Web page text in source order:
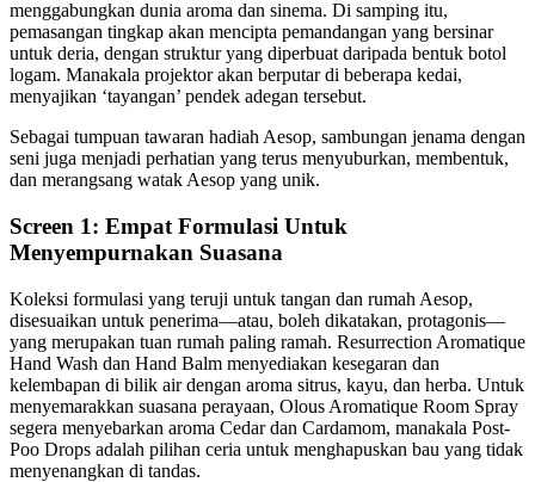
menggabungkan dunia aroma dan sinema. Di samping itu,
pemasangan tingkap akan mencipta pemandangan yang bersinar
untuk deria, dengan struktur yang diperbuat daripada bentuk botol
logam. Manakala projektor akan berputar di beberapa kedai,
menyajikan ‘tayangan’ pendek adegan tersebut.
Sebagai tumpuan tawaran hadiah Aesop, sambungan jenama dengan
seni juga menjadi perhatian yang terus menyuburkan, membentuk,
dan merangsang watak Aesop yang unik.
Screen 1: Empat Formulasi Untuk
Menyempurnakan Suasana
Koleksi formulasi yang teruji untuk tangan dan rumah Aesop,
disesuaikan untuk penerima—atau, boleh dikatakan, protagonis—
yang merupakan tuan rumah paling ramah. Resurrection Aromatique
Hand Wash dan Hand Balm menyediakan kesegaran dan
kelembapan di bilik air dengan aroma sitrus, kayu, dan herba. Untuk
menyemarakkan suasana perayaan, Olous Aromatique Room Spray
segera menyebarkan aroma Cedar dan Cardamom, manakala Post-
Poo Drops adalah pilihan ceria untuk menghapuskan bau yang tidak
menyenangkan di tandas.